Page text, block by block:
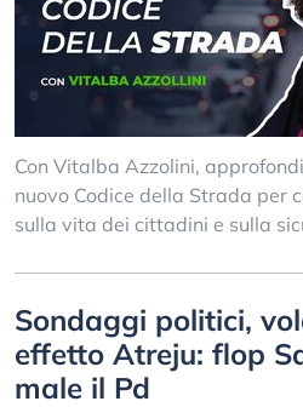
Con Vitalba Azzolini,
nuovo Codice della Strada per
sulla vita dei cittadini e sulla
Sondaggi politici,
effetto Atreju: flop
male il Pd